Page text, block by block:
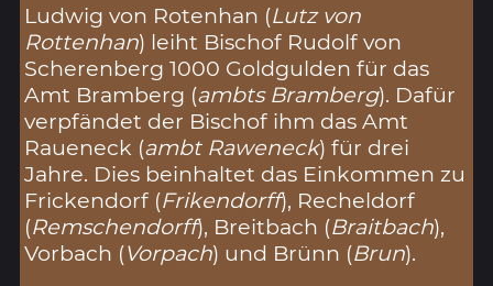
Ludwig von Rotenhan (Lutz von
Rottenhan) leiht Bischof Rudolf von
Scherenberg 1000 Goldgulden für das
Amt Bramberg (ambts Bramberg). Dafür
verpfändet der Bischof ihm das Amt
Raueneck (ambt Raweneck) für drei
Jahre. Dies beinhaltet das Einkommen zu
Frickendorf (Frikendorff), Recheldorf
(Remschendorff), Breitbach (Braitbach),
Vorbach (Vorpach) und Brünn (Brun).